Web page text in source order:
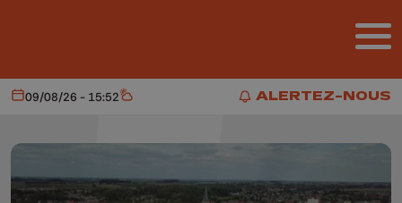
ALERTEZ-NOUS
ALERTEZ-NOUS
Aujourd'hui
09/08/26 - 15:52 Météo